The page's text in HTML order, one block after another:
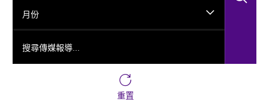
月份
重置